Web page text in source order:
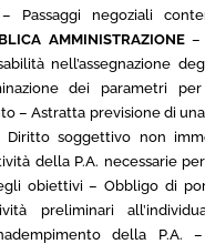
Passaggi negoziali
AMMINISTRAZIONE–
nell’assegnazione
dei parametri
– Astratta previsione di
soggettivo non
della P.A. necessarie
obiettivi – Obbligo di
preliminari
della P.A.